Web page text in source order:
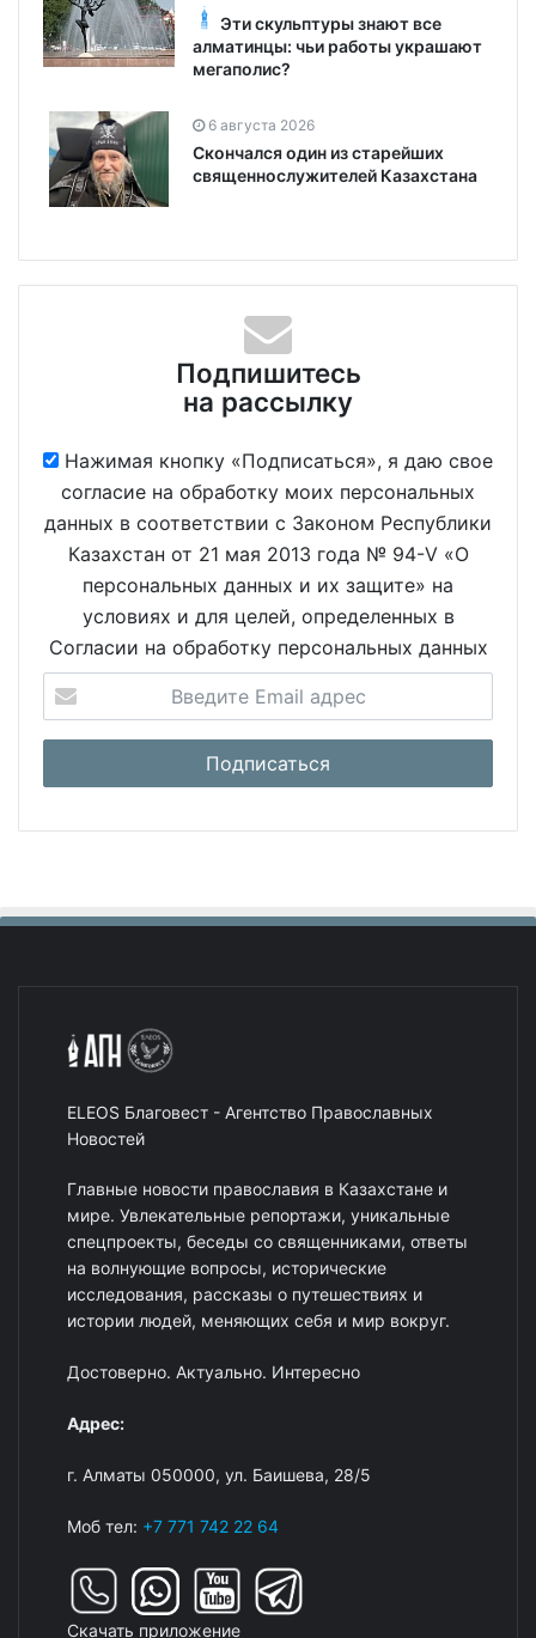
Эти скульптуры знают все
алматинцы: чьи работы украшают
мегаполис?
6 августа 2026
Скончался один из старейших
священнослужителей Казахстана
Подпишитесь
на рассылку
Нажимая кнопку «Подписаться», я даю свое
согласие на обработку моих персональных
данных в соответствии с Законом Республики
Казахстан от 21 мая 2013 года № 94-V «О
персональных данных и их защите» на
условиях и для целей, определенных в
Согласии на обработку персональных данных
ELEOS Благовест - Агентство Православных
Новостей
Главные новости православия в Казахстане и
мире. Увлекательные репортажи, уникальные
спецпроекты, беседы со священниками, ответы
на волнующие вопросы, исторические
исследования, рассказы о путешествиях и
истории людей, меняющих себя и мир вокруг.
Достоверно. Актуально. Интересно
Адрес:
г. Алматы 050000, ул. Баишева, 28/5
Моб тел: +7 771 742 22 64
Скачать приложение